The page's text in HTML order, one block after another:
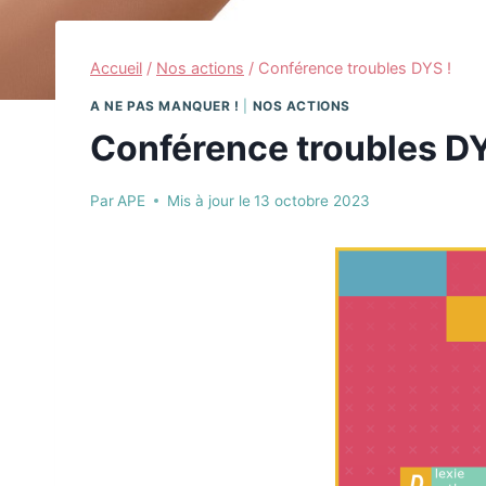
Accueil / Nos actions / Conférence troubles DYS !
A NE PAS MANQUER ! NOS ACTIONS
Conférence troubles
Par APE Mis à jour le 13 octobre 2023